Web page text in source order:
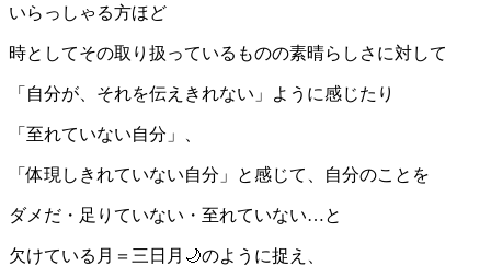
いらっしゃる方ほど
時としてその取り扱っているものの素晴らしさに対して
「自分が、それを伝えきれない」ように感じたり
「至れていない自分」、
「体現しきれていない自分」と感じて、自分のことを
ダメだ・足りていない・至れていない…と
欠けている月＝三日月🌙のように捉え、